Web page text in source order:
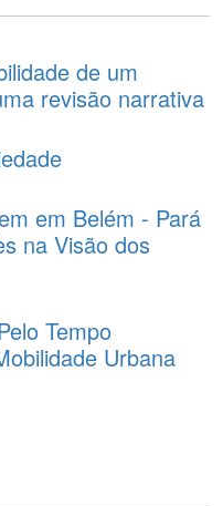
de um
revisão narrativa
em Belém - Pará
na Visão dos
Tempo
Urbana